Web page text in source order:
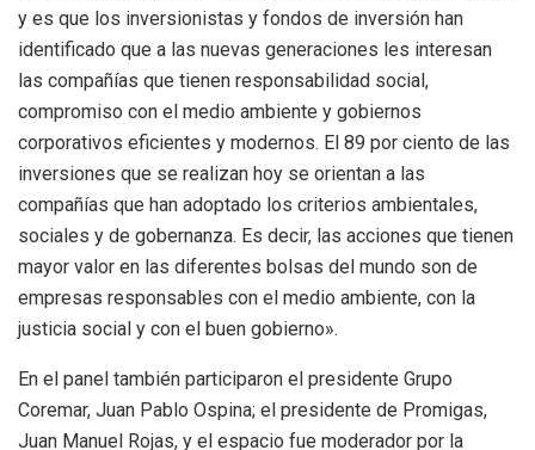
y es que los inversionistas y fondos de inversión han
identificado que a las nuevas generaciones les interesan
las compañías que tienen responsabilidad social,
compromiso con el medio ambiente y gobiernos
corporativos eficientes y modernos. El 89 por ciento de las
inversiones que se realizan hoy se orientan a las
compañías que han adoptado los criterios ambientales,
sociales y de gobernanza. Es decir, las acciones que tienen
mayor valor en las diferentes bolsas del mundo son de
empresas responsables con el medio ambiente, con la
justicia social y con el buen gobierno».
En el panel también participaron el presidente Grupo
Coremar, Juan Pablo Ospina; el presidente de Promigas,
Juan Manuel Rojas, y el espacio fue moderador por la